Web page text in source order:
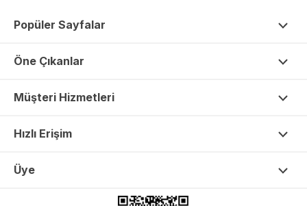
Popüler Sayfalar
Öne Çıkanlar
Müşteri Hizmetleri
Hızlı Erişim
Üye